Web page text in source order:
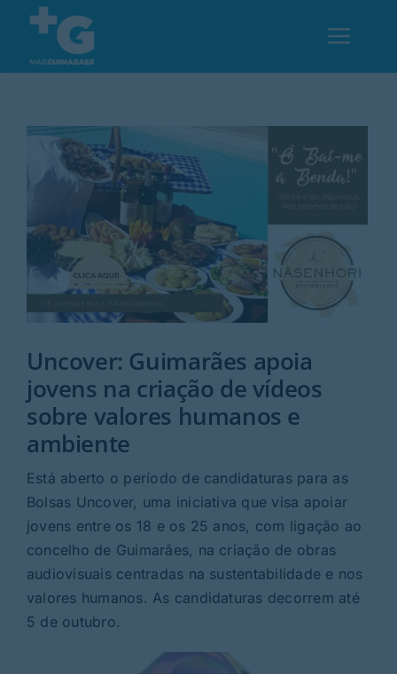
content
Desporto
Rubricas
Revista
Search
Uncover: Guimarães apoia
jovens na criação de vídeos
sobre valores humanos e
ambiente
Está aberto o período de candidaturas para as
Bolsas Uncover, uma iniciativa que visa apoiar
jovens entre os 18 e os 25 anos, com ligação ao
concelho de Guimarães, na criação de obras
audiovisuais centradas na sustentabilidade e nos
valores humanos. As candidaturas decorrem até
5 de outubro.